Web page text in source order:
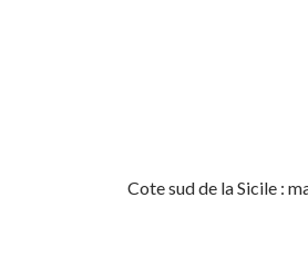
Cote sud de la Sicile :